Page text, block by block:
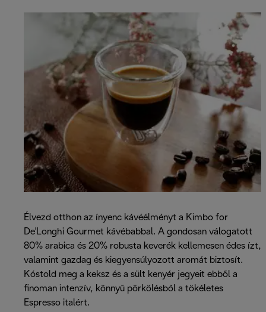
Élvezd otthon az ínyenc kávéélményt a Kimbo for
De'Longhi Gourmet kávébabbal. A gondosan válogatott
80% arabica és 20% robusta keverék kellemesen édes ízt,
valamint gazdag és kiegyensúlyozott aromát biztosít.
Kóstold meg a keksz és a sült kenyér jegyeit ebből a
finoman intenzív, könnyű pörkölésből a tökéletes
Espresso italért.